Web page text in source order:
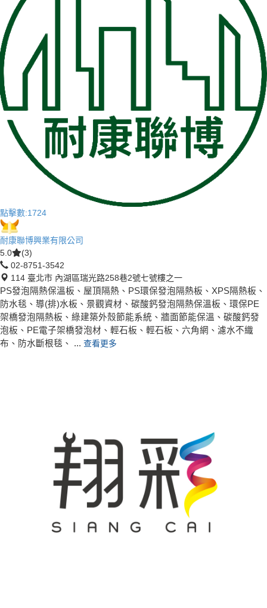
點擊數:1724
耐康聯博興業有限公司
5.0
(3)
02-8751-3542
114 臺北市 內湖區瑞光路258巷2號七號樓之一
PS發泡隔熱保溫板、屋頂隔熱、PS環保發泡隔熱板、XPS隔熱板、
防水毯、導(排)水板、景觀資材、碳酸鈣發泡隔熱保溫板、環保PE
架橋發泡隔熱板、綠建築外殼節能系統、牆面節能保溫、碳酸鈣發
泡板、PE電子架橋發泡材、輕石板、輕石板、六角網、濾水不織
布、防水斷根毯、 ... 查看更多